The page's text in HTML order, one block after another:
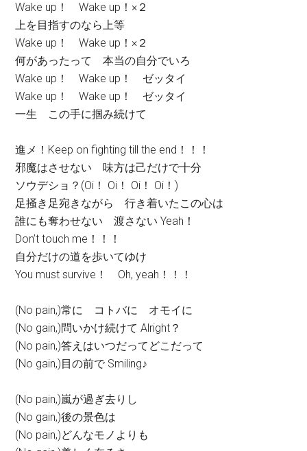
Wake up！ Wake up！×２
上を目指すのなら上等
Wake up！ Wake up！×２
何があったって 本当の自分でいろ
Wake up！ Wake up！ ゼッタイ
Wake up！ Wake up！ ゼッタイ
一生 この手に掴み続けて
進メ！Keep on fighting till the end！！！
邪魔はさせない 味方は己だけで十分
ソウデショ？(Oi！ Oi！ Oi！ Oi！)
足掻き足宛きながら 行き着いたこの心は
誰にも奪わせない 渡さない Yeah！
Don’t touch me！！！
自分だけの道を歩いてゆけ
You must survive！ Oh, yeah！！！
(No pain,)常に コトバに オモイに
(No gain,)問いかけ続けて Alright？
(No pain,)答えはいつだってどこだって
(No gain,)目の前で Smiling♪
(No pain,)嵐が過ぎ去りし
(No gain,)後の景色は
(No pain,)どんなモノよりも